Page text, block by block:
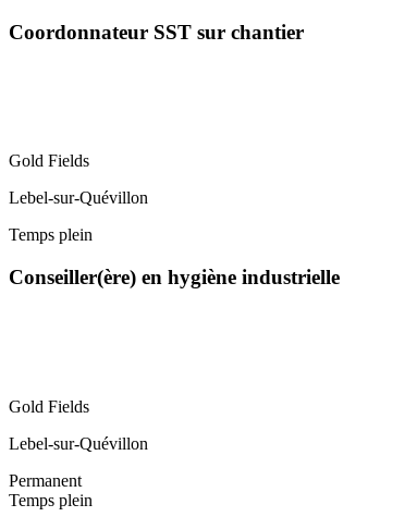
Coordonnateur SST sur chantier
Gold Fields
Lebel-sur-Quévillon
Temps plein
Conseiller(ère) en hygiène industrielle
Gold Fields
Lebel-sur-Quévillon
Permanent
Temps plein